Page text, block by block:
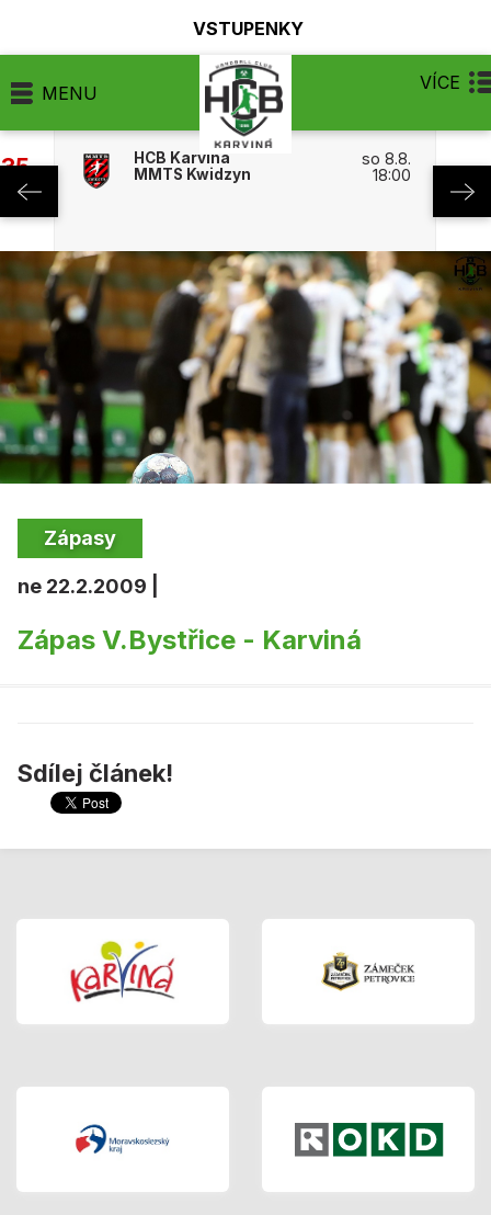
VSTUPENKY
MENU VÍCE
HCB Karviná
MMTS Kwidzyn
so 8.8.
18:00
Zápasy
ne 22.2.2009 |
Zápas V.Bystřice - Karviná
Sdílej článek!